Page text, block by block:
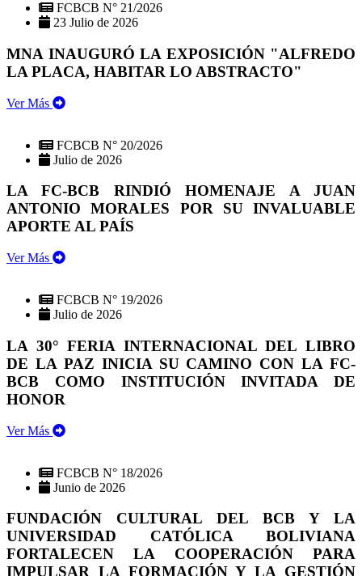
FCBCB N° 21/2026
23 Julio de 2026
MNA INAUGURÓ LA EXPOSICIÓN "ALFREDO
LA PLACA, HABITAR LO ABSTRACTO"
Ver Más
FCBCB N° 20/2026
Julio de 2026
LA FC-BCB RINDIÓ HOMENAJE A JUAN
ANTONIO MORALES POR SU INVALUABLE
APORTE AL PAÍS
Ver Más
FCBCB N° 19/2026
Julio de 2026
LA 30° FERIA INTERNACIONAL DEL LIBRO
DE LA PAZ INICIA SU CAMINO CON LA FC-
BCB COMO INSTITUCIÓN INVITADA DE
HONOR
Ver Más
FCBCB N° 18/2026
Junio de 2026
FUNDACIÓN CULTURAL DEL BCB Y LA
UNIVERSIDAD CATÓLICA BOLIVIANA
FORTALECEN LA COOPERACIÓN PARA
IMPULSAR LA FORMACIÓN Y LA GESTIÓN